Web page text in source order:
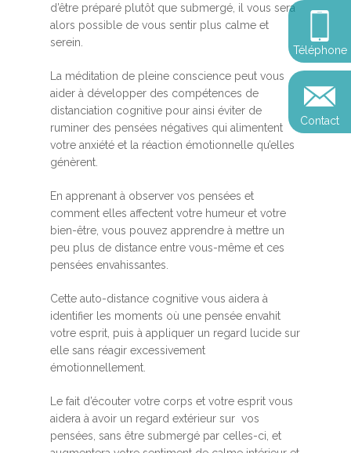
d’être préparé plutôt que submergé, il vous sera
alors possible de vous sentir plus calme et
serein.
La méditation de pleine conscience peut vous
aider à développer des compétences de
distanciation cognitive pour ainsi éviter de
ruminer des pensées négatives qui alimentent
votre anxiété et la réaction émotionnelle qu’elles
génèrent.
En apprenant à observer vos pensées et
comment elles affectent votre humeur et votre
bien-être, vous pouvez apprendre à mettre un
peu plus de distance entre vous-même et ces
pensées envahissantes.
Cette auto-distance cognitive vous aidera à
identifier les moments où une pensée envahit
votre esprit, puis à appliquer un regard lucide sur
elle sans réagir excessivement
émotionnellement.
Le fait d’écouter votre corps et votre esprit vous
aidera à avoir un regard extérieur sur vos
pensées, sans être submergé par celles-ci, et
Téléphone
Contact
Calendrier
Devenir praticien en
de pleine conscience
Révelez votre
votre impact
Conférences
personnel
Révelez votre
votre impact
Reconversion et
professionnelle
et découvrir
Blog
Sandrine
Presse et médias
Podcast
Podcast
Contact